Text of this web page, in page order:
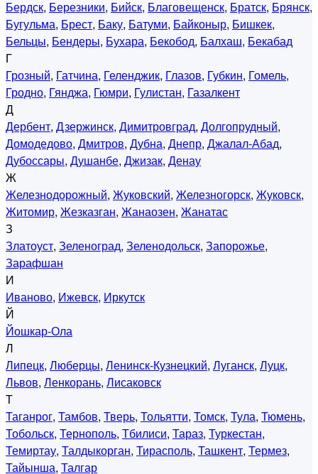
Бердск, Березники, Бийск, Благовещенск, Братск, Брянск,
Бугульма, Брест, Баку, Батуми, Байконыр, Бишкек,
Бельцы, Бендеры, Бухара, Бекобод, Балхаш, Бекабад
Г
Грозный, Гатчина, Геленджик, Глазов, Губкин, Гомель,
Гродно, Гянджа, Гюмри, Гулистан, Газалкент
Д
Дербент, Дзержинск, Димитровград, Долгопрудный,
Домодедово, Дмитров, Дубна, Днепр, Джалал-Абад,
Дубоссары, Душанбе, Джизак, Денау
Ж
Железнодорожный, Жуковский, Железногорск, Жуковск,
Житомир, Жезказган, Жанаозен, Жанатас
З
Златоуст, Зеленоград, Зеленодольск, Запорожье,
Зарафшан
И
Иваново, Ижевск, Иркутск
Й
Йошкар-Ола
Л
Липецк, Люберцы, Ленинск-Кузнецкий, Луганск, Луцк,
Львов, Ленкорань, Лисаковск
Т
Таганрог, Тамбов, Тверь, Тольятти, Томск, Тула, Тюмень,
Тобольск, Тернополь, Тбилиси, Тараз, Туркестан,
Темиртау, Талдыкорган, Тирасполь, Ташкент, Термез,
Тайынша, Талгар